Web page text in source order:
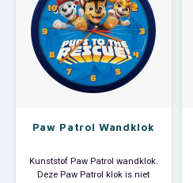
Paw Patrol Wandklok
Kunststof Paw Patrol wandklok.
Deze Paw Patrol klok is niet